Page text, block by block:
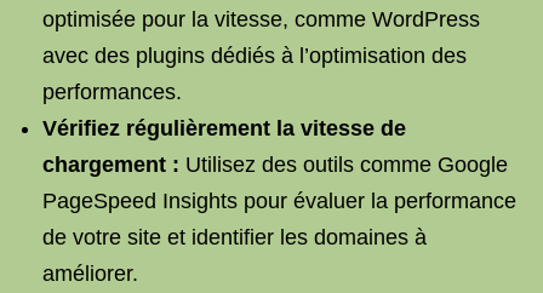
optimisée pour la vitesse, comme WordPress
avec des plugins dédiés à l’optimisation des
performances.
Vérifiez régulièrement la vitesse de
chargement : Utilisez des outils comme Google
PageSpeed Insights pour évaluer la performance
de votre site et identifier les domaines à
améliorer.